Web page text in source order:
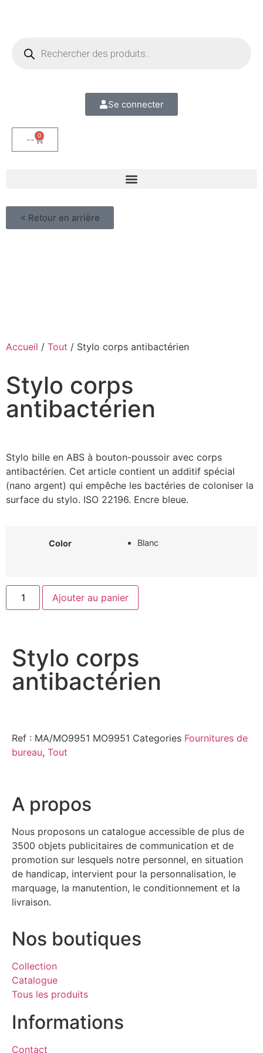
Se connecter
-- 0
< Retour en arrière
Accueil / Tout / Stylo corps antibactérien
Stylo corps
antibactérien
Stylo bille en ABS à bouton-poussoir avec corps
antibactérien. Cet article contient un additif spécial
(nano argent) qui empêche les bactéries de coloniser la
surface du stylo. ISO 22196. Encre bleue.
Color Blanc
Ajouter au panier
Stylo corps
antibactérien
Ref : MA/MO9951 MO9951 Categories Fournitures de
bureau, Tout
A propos
Nous proposons un catalogue accessible de plus de
3500 objets publicitaires de communication et de
promotion sur lesquels notre personnel, en situation
de handicap, intervient pour la personnalisation, le
marquage, la manutention, le conditionnement et la
livraison.
Nos boutiques
Collection
Catalogue
Tous les produits
Informations
Contact